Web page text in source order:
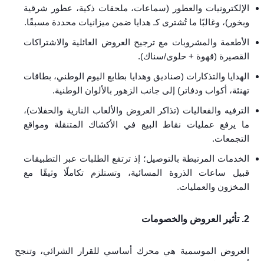
الإلكترونيات والعطور (سماعات، ملحقات ذكية، عطور شرقية
وبخور)، وغالبًا ما تُشترى كـ هدايا ضمن ميزانيات محددة مسبقًا.
الأطعمة والمشروبات مع ترجيح العروض العائلية والاشتراكات
القصيرة (قهوة + حلوى/سناك).
الهدايا والتذكارات (صناديق وهدايا بطابع اليوم الوطني، بطاقات
تهنئة، أكواب ودفاتر) إلى جانب الزهور بالألوان الوطنية.
الترفيه والفعاليات (تذاكر العروض والألعاب النارية والحفلات)،
ما يرفع عمليات نقاط البيع في الأكشاك المتنقلة ومواقع
التجمعات.
الخدمات المرتبطة بالتوصيل؛ إذ ترتفع الطلبات عبر التطبيقات
قبيل ساعات الذروة المسائية، وتستلزم تكاملًا وثيقًا مع
المخزون والعمليات.
2. تأثير العروض والخصومات
العروض الموسمية هي محرك أساسي للقرار الشرائي، وتنجح